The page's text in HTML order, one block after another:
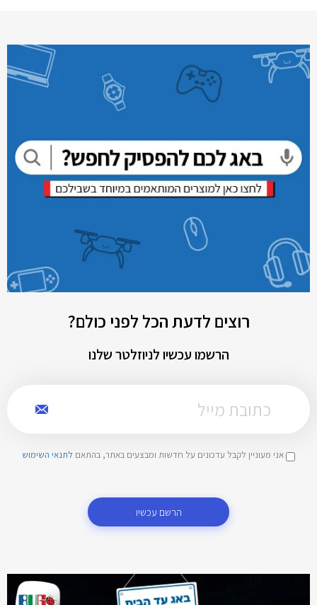
רוצים לדעת הכל לפני כולם?
הרשמו עכשיו לניוזלטר שלנו
אני מעוניין לקבל עדכונים על חדשות ומבצעים באתר, בהתאם לתנאי השימוש
הרשם עכשיו